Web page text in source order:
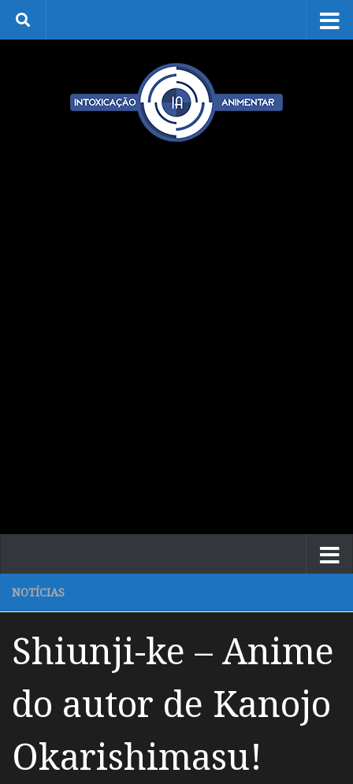
Skip to content
NOTÍCIAS
Shiunji-ke – Anime
do autor de Kanojo
Okarishimasu!